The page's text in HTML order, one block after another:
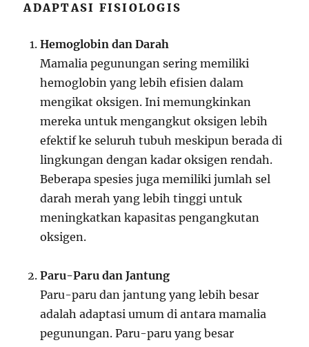
ADAPTASI FISIOLOGIS
Hemoglobin dan Darah
Mamalia pegunungan sering memiliki
hemoglobin yang lebih efisien dalam
mengikat oksigen. Ini memungkinkan
mereka untuk mengangkut oksigen lebih
efektif ke seluruh tubuh meskipun berada di
lingkungan dengan kadar oksigen rendah.
Beberapa spesies juga memiliki jumlah sel
darah merah yang lebih tinggi untuk
meningkatkan kapasitas pengangkutan
oksigen.
Paru-Paru dan Jantung
Paru-paru dan jantung yang lebih besar
adalah adaptasi umum di antara mamalia
pegunungan. Paru-paru yang besar